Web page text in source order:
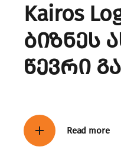
Kairos
ბიზნეს
წევრი
Read more